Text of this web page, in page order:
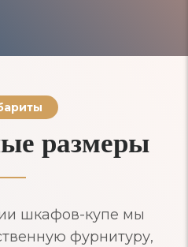
размеры
шкафов-купе мы
фурнитуру,